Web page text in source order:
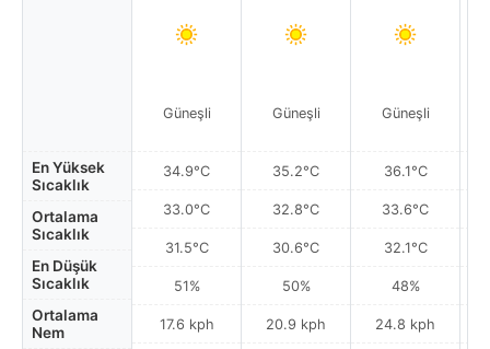
En Yüksek
Sıcaklık
Ortalama
Sıcaklık
En Düşük
Sıcaklık
Ortalama
Nem
Güneşli
34.9°C
33.0°C
31.5°C
51%
17.6 kph
Güneşli
35.2°C
32.8°C
30.6°C
50%
20.9 kph
Güneşli
36.1°C
33.6°C
32.1°C
48%
24.8 kph